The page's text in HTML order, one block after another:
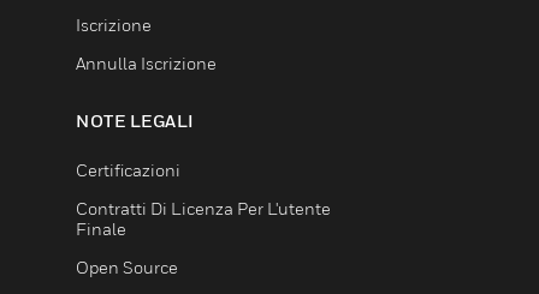
Iscrizione
Annulla Iscrizione
NOTE LEGALI
Certificazioni
Contratti Di Licenza Per L'utente
Finale
Open Source